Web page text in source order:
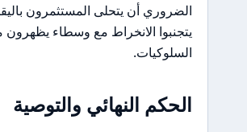
الضروري أن يتحلى المستثمرون
يتجنبوا الانخراط مع وسطاء يظهرون
السلوكيات.
الحكم النهائي والتوصية